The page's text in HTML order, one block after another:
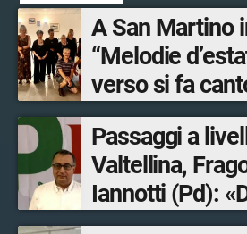
A San Martino
“Melodie
verso si fa
Passaggi a
Valtellina,
Iannotti (Pd):
Olimpiadi solo